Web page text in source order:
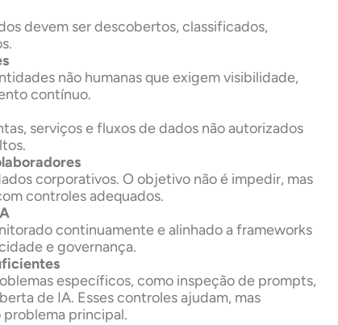
devem ser descobertos, classificados,
não humanas que exigem visibilidade,
contínuo.
serviços e fluxos de dados não autorizados
corporativos. O objetivo não é impedir, mas
controles adequados.
continuamente e alinhado a frameworks
e governança.
específicos, como inspeção de prompts,
de IA. Esses controles ajudam, mas
principal.